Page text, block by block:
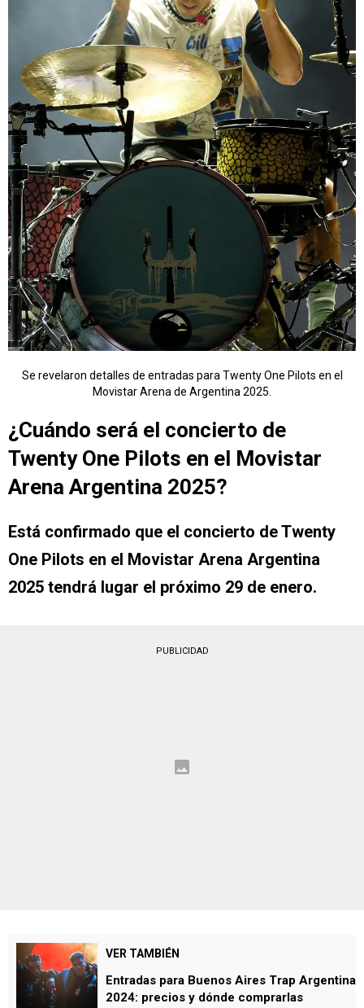
Se revelaron detalles de entradas para Twenty One Pilots en el
Movistar Arena de Argentina 2025.
¿Cuándo será el concierto de
Twenty One Pilots en el Movistar
Arena Argentina 2025?
Está confirmado que el concierto de Twenty
One Pilots en el Movistar Arena Argentina
2025 tendrá lugar el próximo 29 de enero.
PUBLICIDAD
VER TAMBIÉN
Entradas para Buenos Aires Trap Argentina
2024: precios y dónde comprarlas